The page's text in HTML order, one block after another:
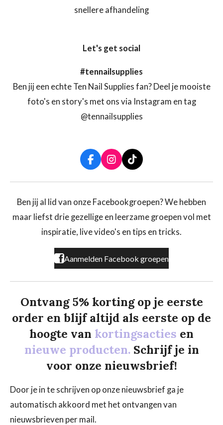
snellere afhandeling
Let's get social
#tennailsupplies
Ben jij een echte Ten Nail Supplies fan? Deel je mooiste
foto's en story's met ons via Instagram en tag
@tennailsupplies
F
a
c
b
o
k
I
n
s
a
r
a
T
i
k
o
Ben jij al lid van onze Facebookgroepen? We hebben
maar liefst drie gezellige en leerzame groepen vol met
inspiratie, live video's en tips en tricks.
Aanmelden Facebook groepen
Ontvang 5% korting op je eerste
order en blijf altijd als eerste op de
hoogte van kortingsacties en
nieuwe producten. Schrijf je in
voor onze nieuwsbrief!
Door je in te schrijven op onze nieuwsbrief ga je
automatisch akkoord met het ontvangen van
nieuwsbrieven per mail.